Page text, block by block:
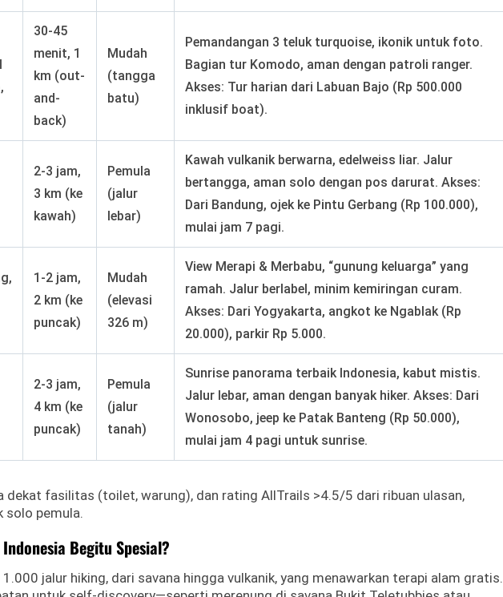
30-45
menit, 1
km (out-
and-
back)
Mudah
(tangga
batu)
Pemandangan 3 teluk turquoise, ikonik untuk foto.
Bagian tur Komodo, aman dengan patroli ranger.
Akses: Tur harian dari Labuan Bajo (Rp 500.000
inklusif boat).
2-3 jam,
3 km (ke
kawah)
Pemula
(jalur
lebar)
Kawah vulkanik berwarna, edelweiss liar. Jalur
bertangga, aman solo dengan pos darurat. Akses:
Dari Bandung, ojek ke Pintu Gerbang (Rp 100.000),
mulai jam 7 pagi.
1-2 jam,
2 km (ke
puncak)
Mudah
(elevasi
326 m)
View Merapi & Merbabu, “gunung keluarga” yang
ramah. Jalur berlabel, minim kemiringan curam.
Akses: Dari Yogyakarta, angkot ke Ngablak (Rp
20.000), parkir Rp 5.000.
2-3 jam,
4 km (ke
puncak)
Pemula
(jalur
tanah)
Sunrise panorama terbaik Indonesia, kabut mistis.
Jalur lebar, aman dengan banyak hiker. Akses: Dari
Wonosobo, jeep ke Patak Banteng (Rp 50.000),
mulai jam 4 pagi untuk sunrise.
dekat fasilitas (toilet, warung), dan rating AllTrails >4.5/5 dari ribuan ulasan,
solo pemula.
Begitu Spesial?
jalur hiking, dari savana hingga vulkanik, yang menawarkan terapi alam gratis.